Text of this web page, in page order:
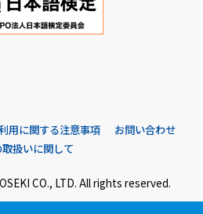
用に関する注意事項
お問い合わせ
扱いに関して
CO., LTD. All rights reserved.